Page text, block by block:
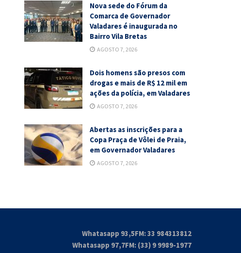
Nova sede do Fórum da
Comarca de Governador
Valadares é inaugurada no
Bairro Vila Bretas
AGOSTO 7, 2026
Dois homens são presos com
drogas e mais de R$ 12 mil em
ações da polícia, em Valadares
AGOSTO 7, 2026
Abertas as inscrições para a
Copa Praça de Vôlei de Praia,
em Governador Valadares
AGOSTO 7, 2026
Whatasapp 93,5FM: 33 984313812
Whatasapp 97,7FM: (33) 9 9989-1977